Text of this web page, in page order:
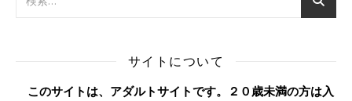
サイトについて
このサイトは、アダルトサイトです。２０歳未満の方は入